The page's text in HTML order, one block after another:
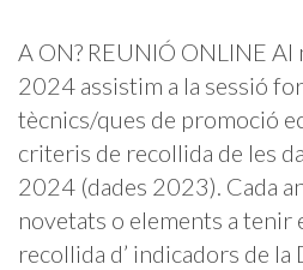
A ON? REUNIÓ ONLINE Al
2024 assistim a la sessió
tècnics/ques de promoció
criteris de recollida de les
2024 (dades 2023). Cada
novetats o elements a tenir
recollida d’ indicadors de la